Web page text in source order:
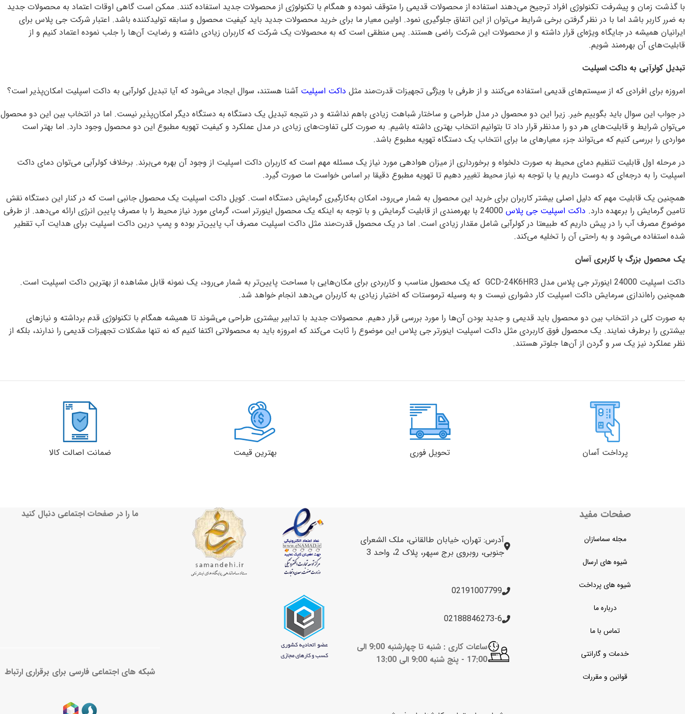
با گذشت زمان و پیشرفت تکنولوژی افراد ترجیح می‌دهند استفاده از محصولات قدیمی را متوقف نموده و همگام با تکنولوژی از محصولات جدید استفاده کنند. ممکن است گاهی اوقات اعتماد به محصولات جدید
به ضرر کاربر باشد اما با در نظر گرفتن برخی شرایط می‌توان از این اتفاق جلوگیری نمود. اولین معیار ما برای خرید محصولات جدید باید کیفیت محصول و سابقه تولیدکننده باشد. اعتبار شرکت جی پلاس برای
ایرانیان همیشه در جایگاه ویژه‌ای قرار داشته و از محصولات این شرکت راضی هستند. پس منطقی است که به محصولات یک شرکت که کاربران زیادی داشته و رضایت آن‌ها را جلب نموده اعتماد کنیم و از
قابلیت‌های آن بهره‌مند شویم.
تبدیل کولرآبی به داکت اسپلیت
امروزه برای افرادی که از سیستم‌های قدیمی استفاده می‌کنند و از طرفی با ویژگی تجهیزات قدرت‌مند مثل داکت اسپلیت آشنا هستند، سوال ایجاد می‌شود که آیا تبدیل کولرآبی به داکت اسپلیت امکان‌پذیر است؟
در جواب این سوال باید بگوییم خیر. زیرا این دو محصول در مدل طراحی و ساختار شباهت زیادی باهم نداشته و در نتیجه تبدیل یک دستگاه به دستگاه دیگر امکان‌پذیر نیست. اما در انتخاب بین این دو محصول
می‌توان شرایط و قابلیت‌های هر دو را مدنظر قرار داد تا بتوانیم انتخاب بهتری داشته باشیم. به صورت کلی تفاوت‌های زیادی در مدل عملکرد و کیفیت تهویه مطبوع این دو محصول وجود دارد. اما بهتر است
مواردی را بررسی کنیم که می‌تواند جزء معیارهای ما برای انتخاب یک دستگاه تهویه مطبوع باشد.
در مرحله اول قابلیت تنظیم دمای محیط به صورت دلخواه و برخورداری از میزان هوادهی مورد نیاز یک مسئله مهم است که کاربران داکت اسپلیت از وجود آن بهره می‌برند. برخلاف کولرآبی می‌توان دمای داکت
اسپلیت را به درجه‌ای که دوست داریم یا با توجه به نیاز محیط تغییر دهیم تا تهویه مطبوع دقیقا بر اساس خواست ما صورت گیرد.
همچنین یک قابلیت مهم که دلیل اصلی بیشتر کاربران برای خرید این محصول به شمار می‌رود، امکان به‌کارگیری گرمایش دستگاه است. کویل داکت اسپلیت یک محصول جانبی است که در کنار این دستگاه نقش
تامین گرمایش را برعهده دارد. داکت اسپلیت جی پلاس
24000 با بهره‌مندی از قابلیت گرمایش و با توجه به اینکه یک محصول اینورتر است، گرمای مورد نیاز محیط را با مصرف پایین انرژی ارائه می‌دهد. از طرفی
موضوع مصرف آب را در پیش داریم که طبیعتا در کولرآبی شامل مقدار زیادی است. اما در یک محصول قدرت‌مند مثل داکت اسپلیت مصرف آب پایین‌تر بوده و پمپ درین داکت اسپلیت برای هدایت آب تقطیر
شده استفاده می‌شود و به راحتی آن را تخلیه می‌کند.
یک محصول بزرگ با کاربری آسان
داکت اسپلیت 24000 اینورتر جی پلاس مدل GCD-24K6HR3 که یک محصول مناسب و کاربردی برای مکان‌هایی با مساحت پایین‌تر به شمار می‌رود، یک نمونه قابل مشاهده از بهترین داکت اسپلیت است.
همچنین راه‌اندازی سرمایش داکت اسپلیت کار دشواری نیست و به وسیله ترموستات که اختیار زیادی به کاربران می‌دهد انجام خواهد شد.
به صورت کلی در انتخاب بین دو محصول باید قدیمی و جدید بودن آن‌ها را مورد بررسی قرار دهیم. محصولات جدید با تدابیر بیشتری طراحی می‌شوند تا همیشه همگام با تکنولوژی قدم برداشته و نیازهای
بیشتری را برطرف نمایند. یک محصول فوق کاربردی مثل داکت اسپلیت اینورتر جی پلاس این موضوع را ثابت می‌کند که امروزه باید به محصولاتی اکتفا کنیم که نه تنها مشکلات تجهیزات قدیمی را ندارند، بلکه از
نظر عملکرد نیز یک سر و گردن از آن‌ها جلوتر هستند.
ضمانت اصالت کالا بهترین قیمت تحویل فوری پرداخت آسان
صفحات مفید
مجله سماسازان
شیوه های ارسال
شیوه های پرداخت
درباره ما
تماس با ما
خدمات و گارانتی
قوانین و مقررات
آدرس: تهران، خیابان طالقانی، ملک الشعرای
جنوبی، روبروی برج سپهر، پلاک 2، واحد 3
02191007799
02188846273-6
ساعات کاری : شنبه تا چهارشنبه 9:00 الی
17:00 -
پنج شنبه 9:00 الی 13:00
ما را در صفحات اجتماعی دنبال کنید
شبکه های اجتماعی فارسی برای برقراری ارتباط